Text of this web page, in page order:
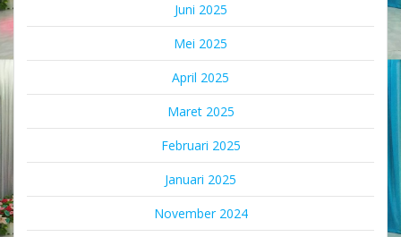
Juni 2025
Mei 2025
April 2025
Maret 2025
Februari 2025
Januari 2025
November 2024